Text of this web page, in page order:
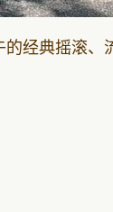
经典摇滚、